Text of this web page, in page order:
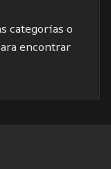
categorías o
encontrar